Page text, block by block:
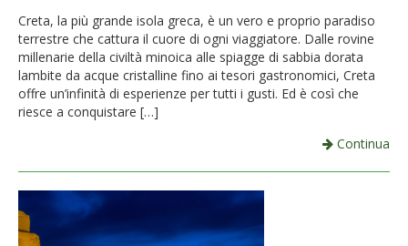
Creta, la più grande isola greca, è un vero e proprio paradiso
terrestre che cattura il cuore di ogni viaggiatore. Dalle rovine
millenarie della civiltà minoica alle spiagge di sabbia dorata
lambite da acque cristalline fino ai tesori gastronomici, Creta
offre un’infinità di esperienze per tutti i gusti. Ed è così che
riesce a conquistare […]
Continua